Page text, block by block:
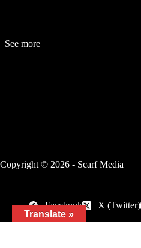
See more
Copyright © 2026 - Scarf Media
Facebook X (Twitter)
Translate »